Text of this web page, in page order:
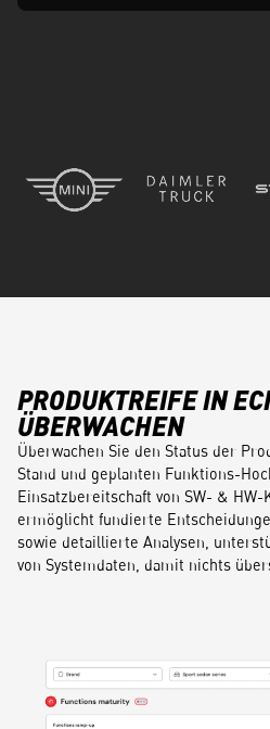
PRODUKTREIFE IN
ÜBERWACHEN
Überwachen Sie den Status der
Stand und geplanten Funktions-
Einsatzbereitschaft von SW- &
ermöglicht fundierte
sowie detaillierte Analysen,
von Systemdaten, damit nichts